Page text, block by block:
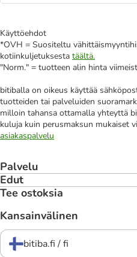
Käyttöehdot
*OVH = Suositeltu
kotiinkuljetuksesta täältä.
"Norm." = tuotteen alin hinta
bitiballa on oikeus käyttää
tuotteiden tai palveluiden
milloin tahansa ottamalla yhteyttä
kuluja kuin perusmaksun mukaiset
asiakaspalvelu
Palvelu
Edut
Tee ostoksia
Kansainvälinen
bitiba.fi / fi